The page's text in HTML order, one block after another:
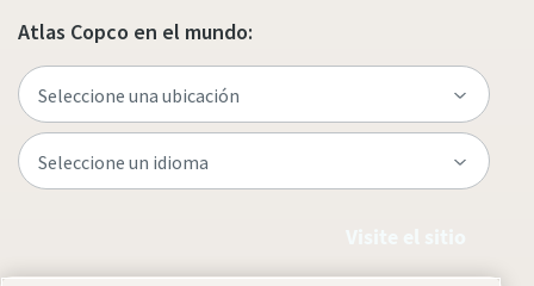
Atlas Copco en el mundo: